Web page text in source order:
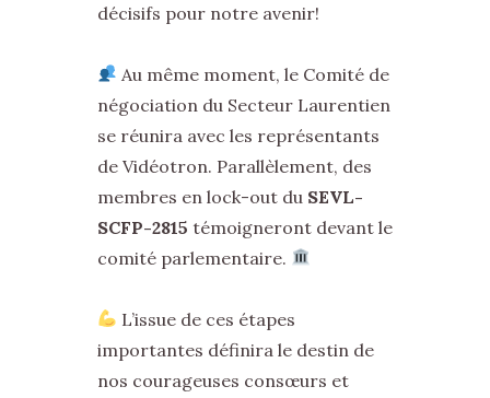
décisifs pour notre avenir!
Au même moment, le Comité de
négociation du Secteur Laurentien
se réunira avec les représentants
de Vidéotron. Parallèlement, des
membres en lock-out du SEVL-
SCFP-2815 témoigneront devant le
comité parlementaire.
L’issue de ces étapes
importantes définira le destin de
nos courageuses consœurs et